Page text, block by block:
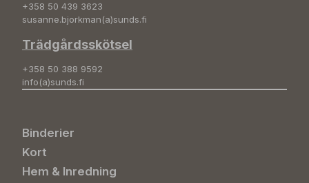
+358 50 439 3623
susanne.bjorkman(a)sunds.fi
Trädgårdsskötsel
+358 50 388 9592
info(a)sunds.fi
Binderier
Kort
Hem & Inredning